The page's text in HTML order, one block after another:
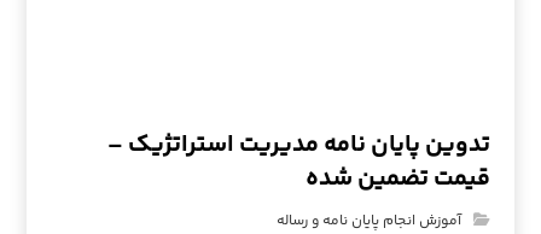
تدوین پایان نامه مدیریت استراتژیک –
قیمت تضمین شده
آموزش انجام پایان نامه و رساله